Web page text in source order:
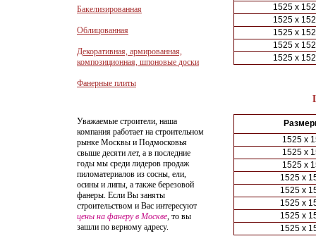
Бакелизированная
Облицованная
Декоративная, армированная,
композиционная, шпоновые доски
Фанерные плиты
Уважаемые строители, наша
компания работает на строительном
рынке Москвы и Подмосковья
свыше десяти лет, а в последние
годы мы среди лидеров продаж
пиломатериалов из сосны, ели,
осины и липы, а также березовой
фанеры. Если Вы заняты
строительством и Вас интересуют
цены на фанеру в Москве, то вы
зашли по верному адресу.
1525 x
1525 x
1525 x
1525 x
1525 x
1525 х
1525 х
1525 х
1525 х
1525 х
1525 х
1525 х
1525 х